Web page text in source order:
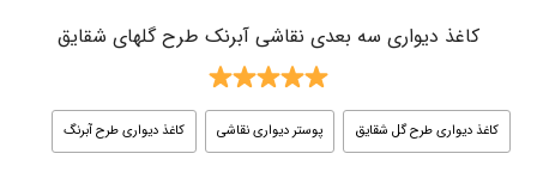
کاغذ دیواری سه بعدی نقاشی آبرنک طرح گلهای شقایق
کاغذ دیواری طرح گل شقایق پوستر دیواری نقاشی کاغذ دیواری طرح آبرنگ